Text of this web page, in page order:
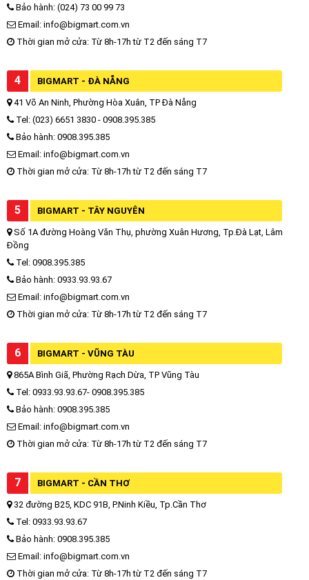
Bảo hành: (024) 73 00 99 73
Email: info@bigmart.com.vn
Thời gian mở cửa: Từ 8h-17h từ T2 đến sáng T7
4 BIGMART - ĐÀ NẴNG
41 Võ An Ninh, Phường Hòa Xuân, TP Đà Nẵng
Tel: (023) 6651 3830 - 0908.395.385
Bảo hành: 0908.395.385
Email: info@bigmart.com.vn
Thời gian mở cửa: Từ 8h-17h từ T2 đến sáng T7
5 BIGMART - TÂY NGUYÊN
Số 1A đường Hoàng Văn Thụ, phường Xuân Hương, Tp.Đà Lạt, Lâm
Đồng
Tel: 0908.395.385
Bảo hành: 0933.93.93.67
Email: info@bigmart.com.vn
Thời gian mở cửa: Từ 8h-17h từ T2 đến sáng T7
6 BIGMART - VŨNG TÀU
865A Bình Giã, Phường Rạch Dừa, TP Vũng Tàu
Tel: 0933.93.93.67- 0908.395.385
Bảo hành: 0908.395.385
Email: info@bigmart.com.vn
Thời gian mở cửa: Từ 8h-17h từ T2 đến sáng T7
7 BIGMART - CẦN THƠ
32 đường B25, KDC 91B, P.Ninh Kiều, Tp.Cần Thơ
Tel: 0933.93.93.67
Bảo hành: 0908.395.385
Email: info@bigmart.com.vn
Thời gian mở cửa: Từ 8h-17h từ T2 đến sáng T7